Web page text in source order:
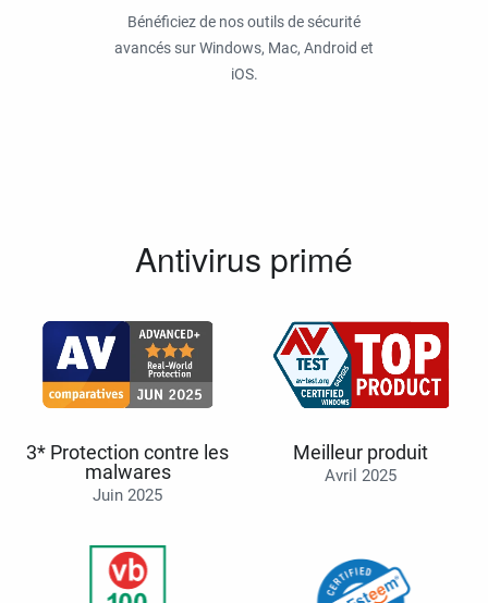
Bénéficiez de nos outils de sécurité
avancés sur Windows, Mac, Android et
iOS.
Antivirus primé
3* Protection contre les
malwares
Juin 2025
Meilleur produit
Avril 2025